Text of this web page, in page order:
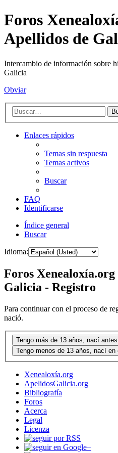
Foros
Apellidos de
Intercambio de información sobre
Galicia
Obviar
Enlaces rápidos
Temas sin respuesta
Temas activos
Buscar
FAQ
Identificarse
Índice general
Buscar
Idioma:
Foros
Galicia - Registro
Para continuar con el proceso de
nació.
Xenealoxía.org
ApelidosGalicia.org
Bibliografía
Foros
Acerca
Legal
Licenza